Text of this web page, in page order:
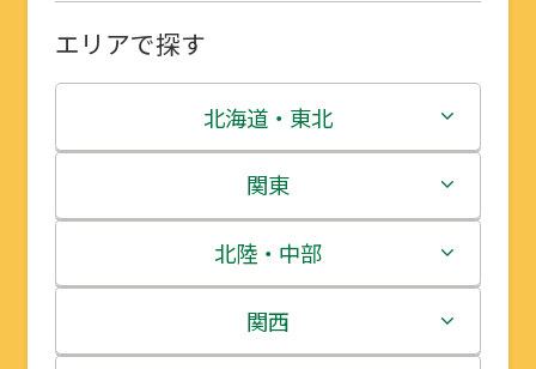
エリアで探す
北海道・東北
北海道
青森県
岩手県
関東
茨城県
栃木県
北陸・中部
新潟県
関西